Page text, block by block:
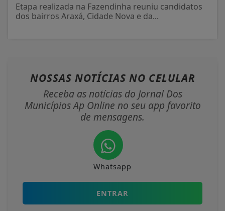
Etapa realizada na Fazendinha reuniu candidatos
dos bairros Araxá, Cidade Nova e da...
NOSSAS NOTÍCIAS NO CELULAR
Receba as notícias do Jornal Dos
Municípios Ap Online no seu app favorito
de mensagens.
Whatsapp
ENTRAR